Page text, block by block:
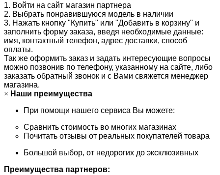
1. Войти на сайт магазин партнера
2. Выбрать понравившуюся модель в наличии
3. Нажать кнопку "Купить" или "Добавить в корзину" и
заполнить форму заказа, введя необходимые данные:
имя, контактный телефон, адрес доставки, способ
оплаты.
Так же оформить заказ и задать интересующие вопросы
можно позвонив по телефону, указанному на сайте, либо
заказать обратный звонок и с Вами свяжется менеджер
магазина.
× Наши преимущества
При помощи нашего сервиса Вы можете:
Сравнить стоимость во многих магазинах
Почитать отзывы от реальных покупателей товара
Большой выбор, от недорогих до эксклюзивных
Преимущества партнеров: